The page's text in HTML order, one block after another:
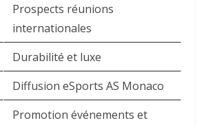
Prospects réunions
internationales ​
Durabilité et luxe ​
Diffusion eSports AS Monaco ​
Promotion événements et